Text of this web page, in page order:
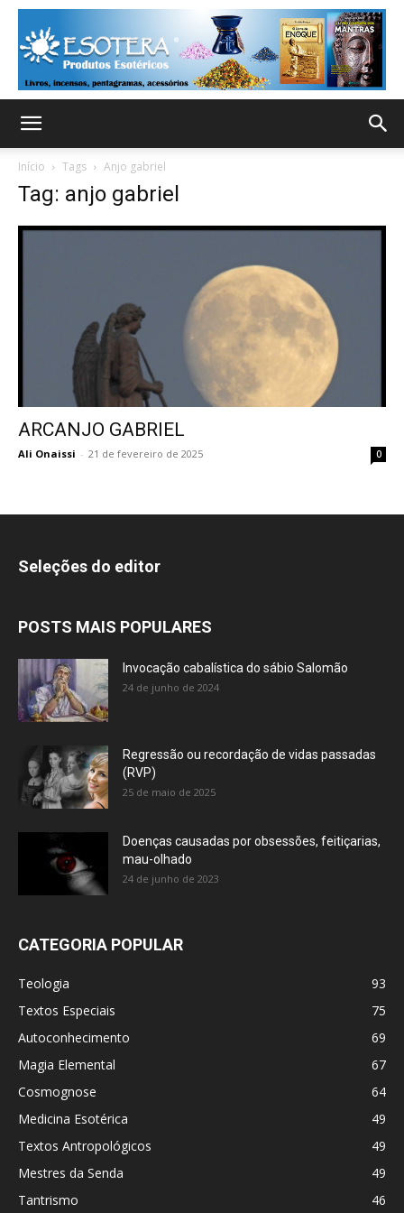
Início Tags Anjo gabriel
Tag: anjo gabriel
ARCANJO GABRIEL
Ali Onaissi - 21 de fevereiro de 2025 0
Seleções do editor
POSTS MAIS POPULARES
Invocação cabalística do sábio Salomão
24 de junho de 2024
Regressão ou recordação de vidas passadas
(RVP)
25 de maio de 2025
Doenças causadas por obsessões, feitiçarias,
mau-olhado
24 de junho de 2023
CATEGORIA POPULAR
Teologia
93
Textos Especiais
75
Autoconhecimento
69
Magia Elemental
67
Cosmognose
64
Medicina Esotérica
49
Textos Antropológicos
49
Mestres da Senda
49
Tantrismo
46